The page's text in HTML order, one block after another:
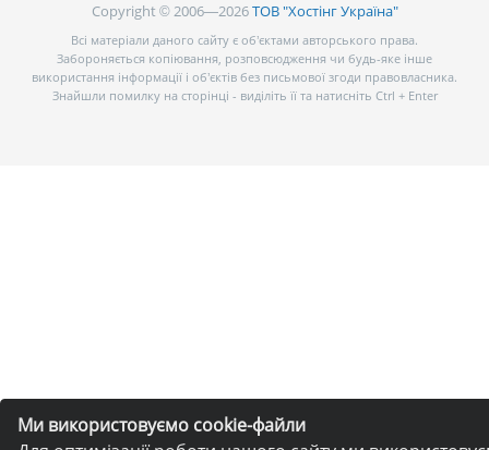
Ми використовуємо cookie-файли
Copyright © 2006—2026ТОВ "Хостінг Україна"
Всі матеріали даного сайту є об’єктами авторського права.
Забороняється копіювання, розповсюдження чи будь-яке інше
використання інформації і об’єктів без письмової згоди правовласника.
Знайшли помилку на сторінці - виділіть її та натисніть Ctrl + Enter